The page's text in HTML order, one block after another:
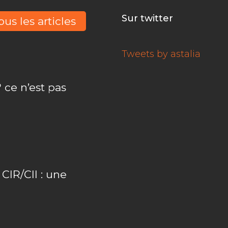
les articles
n’est pas
CII : une
Sur twitter
Tweets by astalia